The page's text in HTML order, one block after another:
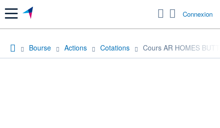
Menu Connexion
Bourse Actions Cotations Cours AR HOMES